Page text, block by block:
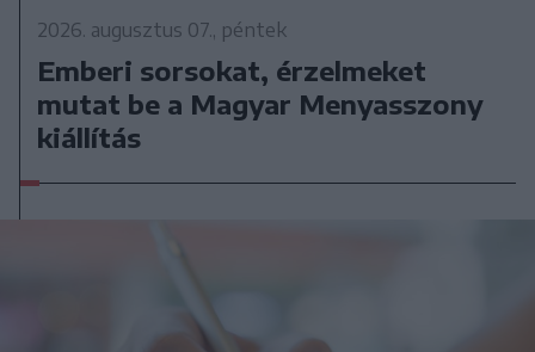
2026. augusztus 07., péntek
Emberi sorsokat, érzelmeket
mutat be a Magyar Menyasszony
kiállítás